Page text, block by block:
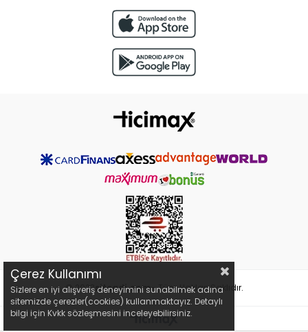
© 2023siteadi.com- Tüm Hakları Saklıdır.
Çerez Kullanımı
Sizlere en iyi alışveriş deneyimini sunabilmek adına
sitemizde çerezler(cookies) kullanmaktayız. Detaylı
bilgi için Kvkk sözleşmesini inceleyebilirsiniz.